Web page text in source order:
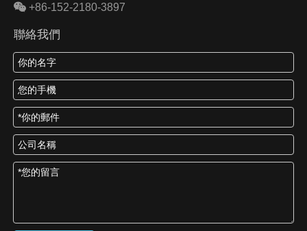
 +86-152-2180-3897
聯絡我們